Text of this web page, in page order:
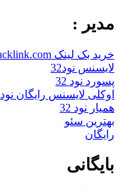
مدیر :
خرید بک لینک behtarinbacklink.com
لایسنس نود32
پسورد نود 32
اوکلی لایسنس رایگان نود 32
همیار نود 32
بهترین سئو
رایگان
بایگانی